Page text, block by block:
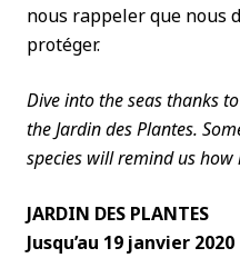
nous rappeler que nous
protéger.
Dive into the seas thanks
the Jardin des Plantes.
species will remind us
JARDIN DES PLANTES
Jusqu’au 19 janvier 2020